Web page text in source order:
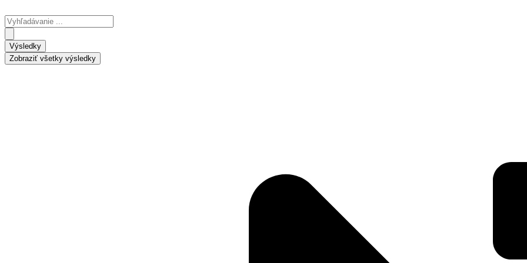
na
obsah
Search
...
Výsledky
Zobraziť všetky výsledky